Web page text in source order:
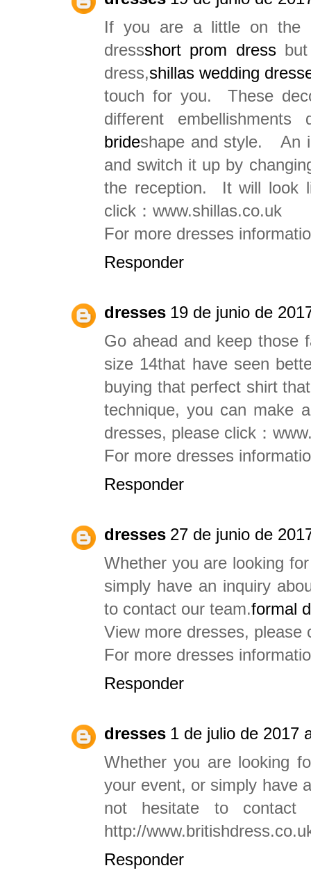
If you are a little on the
dressshort prom dressbut
dress,shillas wedding
touch for you. These
different
brideshape and style. An
and switch it up by
the reception. It will look
click：www.shillas.co.uk
For more dresses
Responder
dresses 19 de junio de
Go ahead and keep those
size 14that have seen
buying that perfect shirt
technique, you can make
dresses, please click：
For more dresses
Responder
dresses 27 de junio de
Whether you are looking
simply have an inquiry
to contact our team.formal
View more dresses, please
For more dresses
Responder
dresses 1 de julio de 2017
Whether you are looking
your event, or simply have
not hesitate to contact
http://
Responder